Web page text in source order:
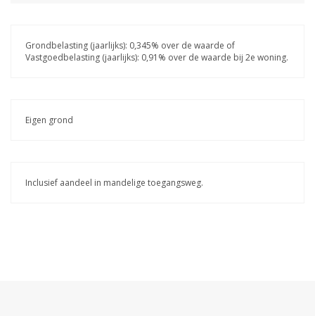
Grondbelasting (jaarlijks): 0,345% over de waarde of
Vastgoedbelasting (jaarlijks): 0,91% over de waarde bij 2e woning.
Eigen grond
Inclusief aandeel in mandelige toegangsweg.